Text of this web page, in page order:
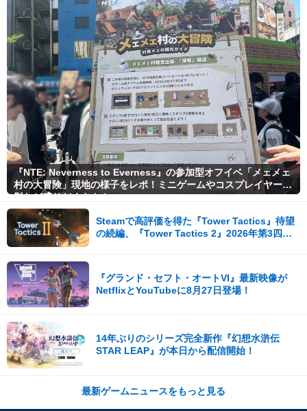
『NTE: Neverness to Everness』の参加型オフイベ「メェメェ
村の大冒険」現地の様子をレポ！ミニゲームやコスプレイヤー撮
影など盛りだくさん！
Steamで高評価を得た『Tower Tactics』待望
の続編、『Tower Tactics 2』2026年第3四半
『グランド・セフト・オートVI』最新映像が
NetflixとYouTubeに8月27日登場！
14年ぶりのシリーズ完全新作『幻想水滸伝
STAR LEAP』が本日から配信開始！
最新ゲームニュースをもっと見る